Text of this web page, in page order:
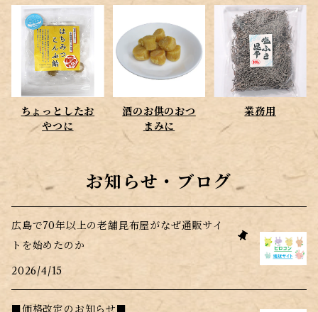
ちょっとしたお
やつに
酒のお供のおつ
まみに
業務用
お知らせ・ブログ
広島で70年以上の老舗昆布屋がなぜ通販サイ
トを始めたのか
2026/4/15
■価格改定のお知らせ■